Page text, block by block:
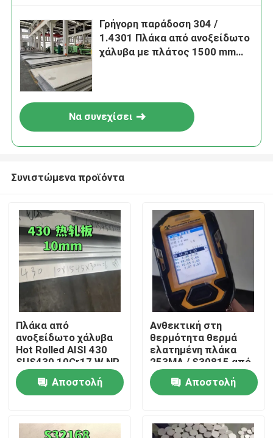
Σπίτι
Προϊόντα
Βίντεο
Γρήγορη παράδοση 304 /
1.4301 Πλάκα από ανοξείδωτο
χάλυβα με πλάτος 1500 mm
Να συνεχίσει
Συνιστώμενα προϊόντα
Πλάκα από
ανοξείδωτο χάλυβα
Hot Rolled AISI 430
SUS430 10Cr17 W.NR
1.4016 Επιφάνεια
NO.1 10*1500*6000
Αποστολή
Ανθεκτική στη
θερμότητα θερμά
ελατημένη πλάκα
253MA / S30815 από
ανοξείδωτο χάλυβα
με επιφάνεια
αλάτισης
Αποστολή